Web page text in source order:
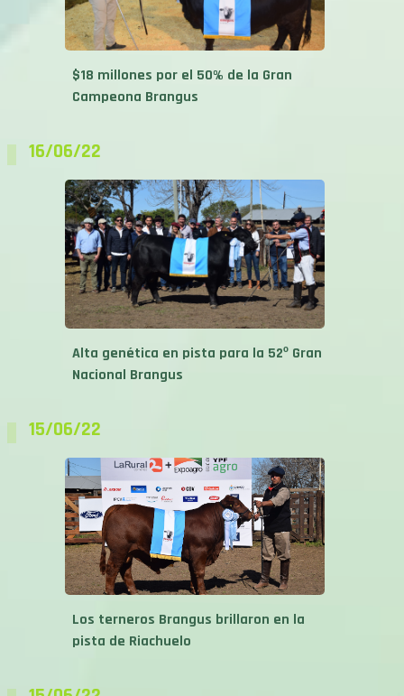
$18 millones por el 50% de la Gran
Campeona Brangus
16/06/22
Alta genética en pista para la 52º Gran
Nacional Brangus
15/06/22
Los terneros Brangus brillaron en la
pista de Riachuelo